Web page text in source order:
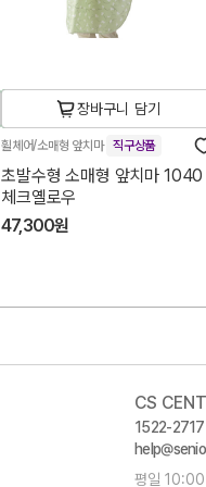
장바구니 담기
휠체어/소매형 앞치마 직구상품
초발수형 소매형 앞치마 1040
체크옐로우
47,300원
CS
1522-2717
평일